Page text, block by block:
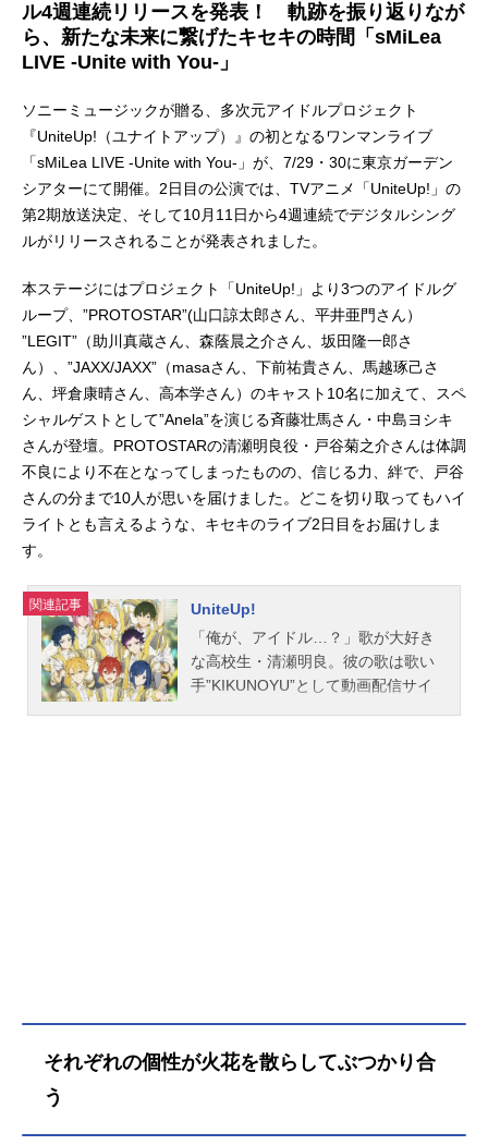
ル4週連続リリースを発表！ 軌跡を振り返りなが
ら、新たな未来に繋げたキセキの時間「sMiLea
LIVE -Unite with You-」
ソニーミュージックが贈る、多次元アイドルプロジェクト
『UniteUp!（ユナイトアップ）』の初となるワンマンライブ
「sMiLea LIVE -Unite with You-」が、7/29・30に東京ガーデン
シアターにて開催。2日目の公演では、TVアニメ「UniteUp!」の
第2期放送決定、そして10月11日から4週連続でデジタルシング
ルがリリースされることが発表されました。
本ステージにはプロジェクト「UniteUp!」より3つのアイドルグ
ループ、”PROTOSTAR”(山口諒太郎さん、平井亜門さん）
”LEGIT”（助川真蔵さん、森蔭晨之介さん、坂田隆一郎さ
ん）、”JAXX/JAXX”（masaさん、下前祐貴さん、馬越琢己さ
ん、坪倉康晴さん、高本学さん）のキャスト10名に加えて、スペ
シャルゲストとして”Anela”を演じる斉藤壮馬さん・中島ヨシキ
さんが登壇。PROTOSTARの清瀬明良役・戸谷菊之介さんは体調
不良により不在となってしまったものの、信じる力、絆で、戸谷
さんの分まで10人が思いを届けました。どこを切り取ってもハイ
ライトとも言えるような、キセキのライブ2日目をお届けしま
す。
関連記事
UniteUp!
「俺が、アイドル…？」歌が大好き
な高校生・清瀬明良。彼の歌は歌い
手”KIKUNOYU”として動画配信サイ
アニメスケジュール2023年1月7日
OMXほか話数全12話キャスト清瀬明
毅：助川真蔵二条瑛士郎：森蔭晨之
それぞれの個性が火花を散らしてぶつかり合
う